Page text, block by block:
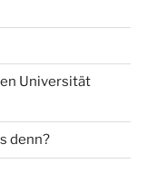
Universität
denn?